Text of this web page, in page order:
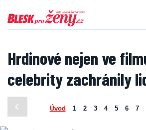
Hrdinové nejen ve
celebrity zachránily
Úvod 1 2 3 4 5 6 7